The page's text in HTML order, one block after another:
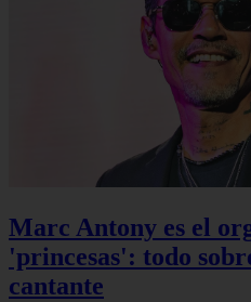
Marc Antony es el
'princesas': todo
cantante